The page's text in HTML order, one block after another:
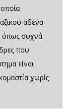
αδένα
όπως συχνά
που
είναι
χωρίς